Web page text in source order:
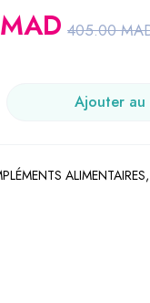
405.00
MAD
Ajouter au
ALIMENTAIRES,